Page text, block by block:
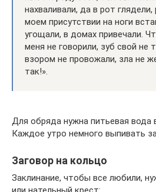
нахваливали, да в рот глядели,
моем присутствии на ноги
угощали, в домах привечали.
меня не говорили, зуб свой не
взором не провожали, зла не
так!».
Для обряда нужна питьевая вода
Каждое утро немного выпивать
Заговор на кольцо
Заклинание, чтобы все любили,